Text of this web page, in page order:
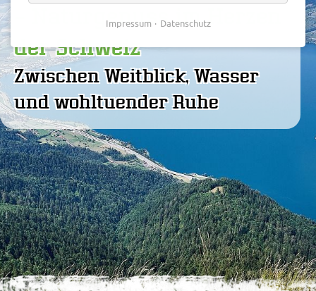
– Naturgenuss im Herzen
der Schweiz
Zwischen Weitblick, Wasser
und wohltuender Ruhe
Impressum Datenschutz